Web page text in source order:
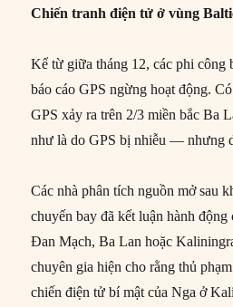
Chiến tranh điện tử ở vùng
Kể từ giữa tháng 12, các phi công
báo cáo GPS ngừng hoạt động.
GPS xảy ra trên 2/3 miền bắc Ba
như là do GPS bị nhiễu — nhưng
Các nhà phân tích nguồn mở sau
chuyến bay đã kết luận hành động
Đan Mạch, Ba Lan hoặc
chuyên gia hiện cho rằng thủ
chiến điện tử bí mật của Nga ở